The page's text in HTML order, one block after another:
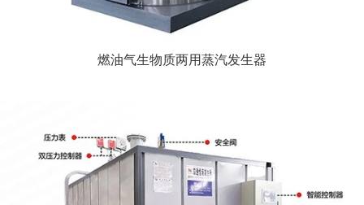
燃油气生物质两用蒸汽发生器